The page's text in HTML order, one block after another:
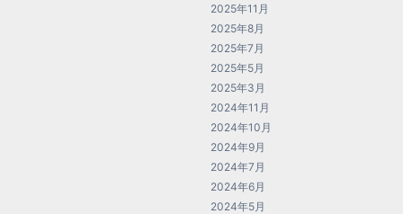
2025年11月
2025年8月
2025年7月
2025年5月
2025年3月
2024年11月
2024年10月
2024年9月
2024年7月
2024年6月
2024年5月